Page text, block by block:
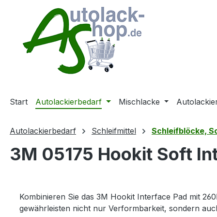
Hauptinhalt springen
Zur Suche springen
Zur Hauptnavigation springen
Start Autolackierbedarf Mischlacke
Autolackierbedarf Schleifmittel Schleifblöcke,
3M 05175 Hookit Soft
Kombinieren Sie das 3M Hookit Interface Pad mit
gewährleisten nicht nur Verformbarkeit, sondern